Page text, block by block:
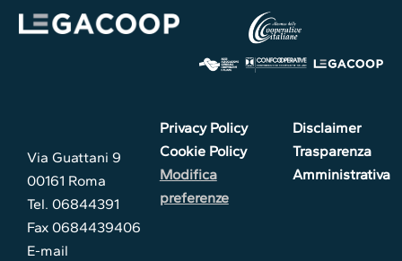
Via Guattani 9
00161 Roma
Tel. 06844391
Fax 0684439406
E-mail
Privacy Policy
Cookie Policy
Modifica
preferenze
Disclaimer
Trasparenza
Amministrativa